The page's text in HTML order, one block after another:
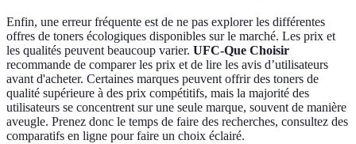
Enfin, une erreur fréquente est de ne pas explorer les différentes
offres de toners écologiques disponibles sur le marché. Les prix et
les qualités peuvent beaucoup varier. UFC-Que Choisir
recommande de comparer les prix et de lire les avis d’utilisateurs
avant d'acheter. Certaines marques peuvent offrir des toners de
qualité supérieure à des prix compétitifs, mais la majorité des
utilisateurs se concentrent sur une seule marque, souvent de manière
aveugle. Prenez donc le temps de faire des recherches, consultez des
comparatifs en ligne pour faire un choix éclairé.